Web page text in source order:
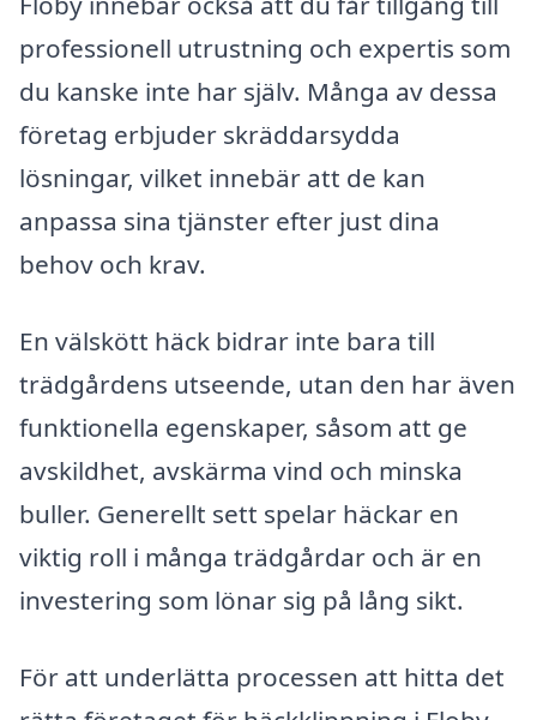
professionell utrustning och expertis som
du kanske inte har själv. Många av dessa
företag erbjuder skräddarsydda
lösningar, vilket innebär att de kan
anpassa sina tjänster efter just dina
behov och krav.
En välskött häck bidrar inte bara till
trädgårdens utseende, utan den har även
funktionella egenskaper, såsom att ge
avskildhet, avskärma vind och minska
buller. Generellt sett spelar häckar en
viktig roll i många trädgårdar och är en
investering som lönar sig på lång sikt.
För att underlätta processen att hitta det